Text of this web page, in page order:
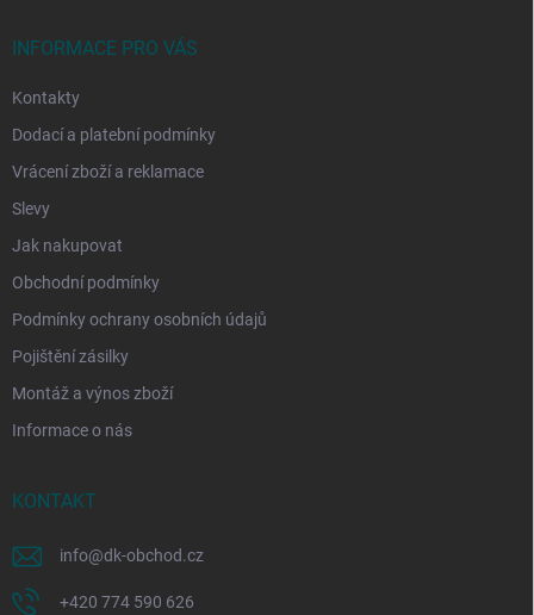
INFORMACE PRO VÁS
Kontakty
Dodací a platební podmínky
Vrácení zboží a reklamace
Slevy
Jak nakupovat
Obchodní podmínky
Podmínky ochrany osobních údajů
Pojištění zásilky
Montáž a výnos zboží
Informace o nás
KONTAKT
info@dk-obchod.cz
+420 774 590 626